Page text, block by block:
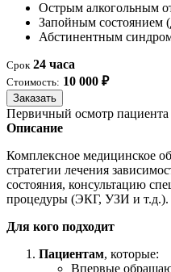
Острым алкогольным
Запойным состоянием
Абстинентным
Срок 24 часа
Стоимость: 10 000 ₽
Заказать
Первичный осмотр
Описание
Комплексное медицинское
стратегии лечения
состояния, консультацию
процедуры (ЭКГ, УЗИ и т.д.).
Для кого подходит
Пациентам, которые:
Впервые